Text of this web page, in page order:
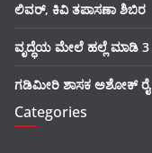
ಲಿವರ್, ಕಿವಿ ತಪಾಸಣಾ ಶಿಬಿರ
ವೃದ್ಧೆಯ ಮೇಲೆ ಹಲ್ಲೆ ಮಾಡಿ
ಗಡಿಮೀರಿ ಶಾಸಕ ಅಶೋಕ್
Categories